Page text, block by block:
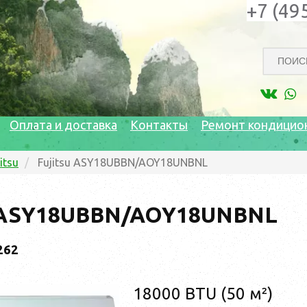
+7
Оплата и доставка Контакты Ремонт
Fujitsu ASY18UBBN/AOY18UNBNL
AOY18UNBNL
18000 BTU (50 м²)